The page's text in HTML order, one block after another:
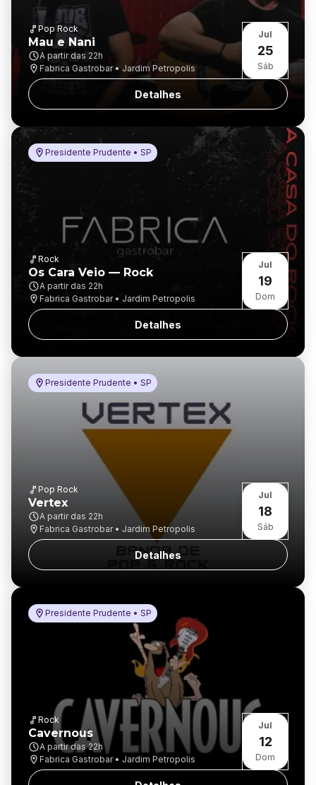
Pop Rock
Mau e Nani
A partir das 22h
Fabrica Gastrobar • Jardim Petropolis
Jul
25
Sáb
Detalhes
Presidente Prudente • SP
Rock
Os Cara Veio — Rock
A partir das 22h
Fabrica Gastrobar • Jardim Petropolis
Jul
19
Dom
Detalhes
Presidente Prudente • SP
Pop Rock
Vertex
A partir das 22h
Fabrica Gastrobar • Jardim Petropolis
Jul
18
Sáb
Detalhes
Presidente Prudente • SP
Rock
Cavernous
A partir das22h
Fabrica Gastrobar • Jardim Petropolis
Jul
12
Dom